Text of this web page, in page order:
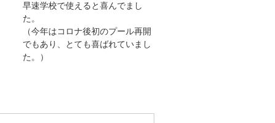
早速学校で使えると喜んでまし
た。
（今年はコロナ後初のプール再開
でもあり、とても喜ばれていまし
た。）